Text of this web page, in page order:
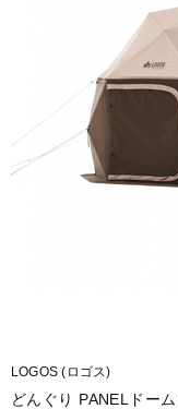
LOGOS (ロゴス)
どんぐり PANELドー